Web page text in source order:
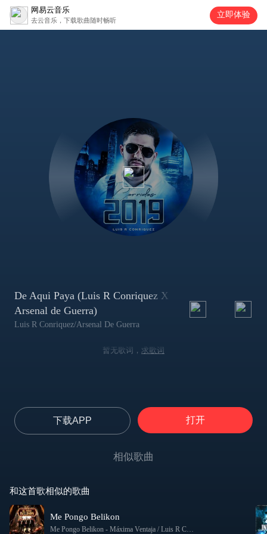
网易云音乐
去云音乐，下载歌曲随时畅听
立即体验
De Aqui Paya (Luis R Conriquez X
Arsenal de Guerra)
Luis R Conriquez/Arsenal De Guerra
暂无歌词， 求歌词
下载APP 打开
相似歌曲
和这首歌相似的歌曲
Me Pongo Belikon
Me Pongo Belikon - Máxima Ventaja / Luis R Conriquez